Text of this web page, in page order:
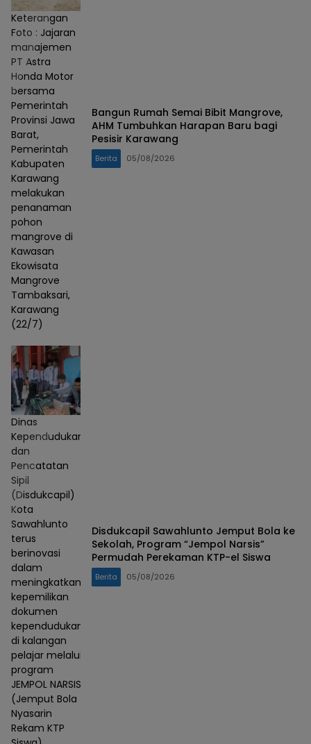
Keterangan
Foto : Jajaran
manajemen
PT Astra
Honda Motor
bersama
Pemerintah
Provinsi Jawa
Barat,
Pemerintah
Kabupaten
Karawang
melakukan
penanaman
pohon
mangrove di
Kawasan
Ekowisata
Mangrove
Tambaksari,
Karawang
(22/7)
Bangun Rumah Semai Bibit Mangrove,
AHM Tumbuhkan Harapan Baru bagi
Pesisir Karawang
Berita 05/08/2026
Dinas
Kependudukan
dan
Pencatatan
Sipil
(Disdukcapil)
Kota
Sawahlunto
terus
berinovasi
dalam
meningkatkan
kepemilikan
dokumen
kependudukan
di kalangan
pelajar melalui
program
JEMPOL NARSIS
(Jemput Bola
Nyasarin
Rekam KTP
Disdukcapil Sawahlunto Jemput Bola ke
Sekolah, Program “Jempol Narsis”
Permudah Perekaman KTP-el Siswa
Berita 05/08/2026